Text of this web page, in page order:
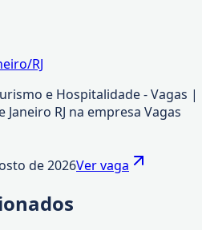
RJ
e Hospitalidade - Vagas |
Janeiro RJ na empresa Vagas
de 2026Ver vaga